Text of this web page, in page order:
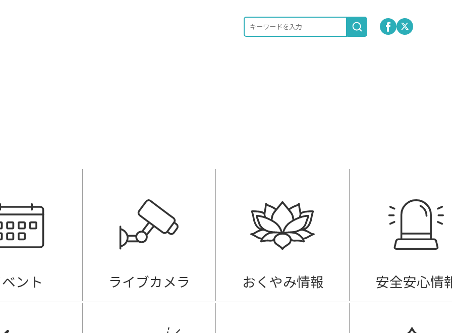
ント ライブカメラ おくやみ情報 安全安心情